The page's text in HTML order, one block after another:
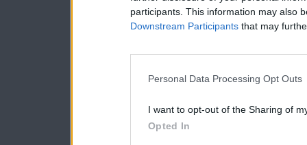
participants. This information may also
Downstream Participants that may
Personal Data Processing Opt Outs
I want to opt-out of the Sharing of
Opted In